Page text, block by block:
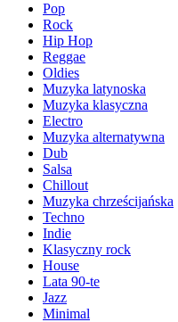
Pop
Rock
Hip Hop
Reggae
Oldies
Muzyka latynoska
Muzyka klasyczna
Electro
Muzyka alternatywna
Dub
Salsa
Chillout
Muzyka chrześcijańska
Techno
Indie
Klasyczny rock
House
Lata 90-te
Jazz
Minimal